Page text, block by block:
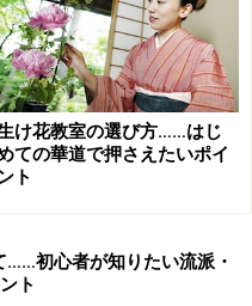
まったパターンのスタイ
めて、“草木”の個性を活
”の個性を活かしたスタ
とわないため、自由な
け花教室の選び方……はじ
ての華道で押さえたいポイ
ト
……初心者が知りたい流派・
ト